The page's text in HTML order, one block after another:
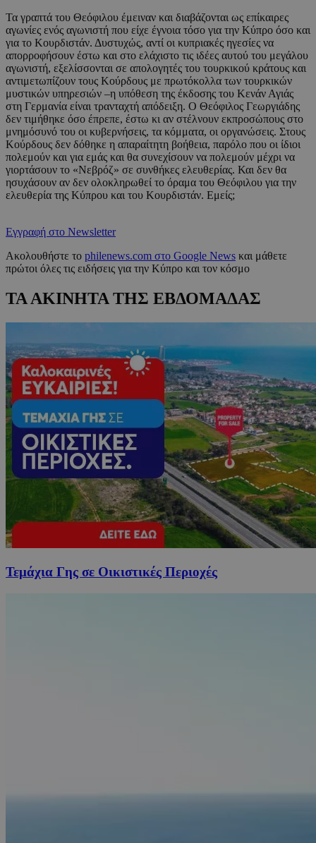
Τα γραπτά του Θεόφιλου έμειναν και διαβάζονται ως επίκαιρες
αγωνίες ενός αγωνιστή που είχε έγνοια τόσο για την Κύπρο όσο και
για το Κουρδιστάν. Δυστυχώς, αντί οι κυπριακές ηγεσίες να
απορροφήσουν έστω και στο ελάχιστο τις ιδέες αυτού του μεγάλου
αγωνιστή, εξελίσσονται σε απολογητές του τουρκικού κράτους και
αντιμετωπίζουν τους Κούρδους με πρωτόκολλα των τουρκικών
μυστικών υπηρεσιών –η υπόθεση της έκδοσης του Κενάν Αγιάς
στη Γερμανία είναι τρανταχτή απόδειξη. Ο Θεόφιλος Γεωργιάδης
δεν τιμήθηκε όσο έπρεπε, έστω κι αν στέλνουν εκπροσώπους στο
μνημόσυνό του οι κυβερνήσεις, τα κόμματα, οι οργανώσεις. Στους
Κούρδους δεν δόθηκε η απαραίτητη βοήθεια, παρόλο που οι ίδιοι
πολεμούν και για εμάς και θα συνεχίσουν να πολεμούν μέχρι να
γιορτάσουν το «Νεβρόζ» σε συνθήκες ελευθερίας. Και δεν θα
ησυχάσουν αν δεν ολοκληρωθεί το όραμα του Θεόφιλου για την
ελευθερία της Κύπρου και του Κουρδιστάν. Εμείς;
Εγγραφή στο Newsletter
Ακολουθήστε το philenews.com στο Google News και μάθετε
πρώτοι όλες τις ειδήσεις για την Κύπρο και τον κόσμο
ΤΑ ΑΚΙΝΗΤΑ ΤΗΣ ΕΒΔΟΜΑΔΑΣ
Τεμάχια Γης σε Οικιστικές Περιοχές